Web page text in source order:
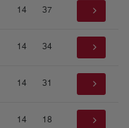
14 37
14 34
14 31
14 18